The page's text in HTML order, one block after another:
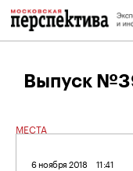
Выпуск
МЕСТА
6 ноября 2018 11:41